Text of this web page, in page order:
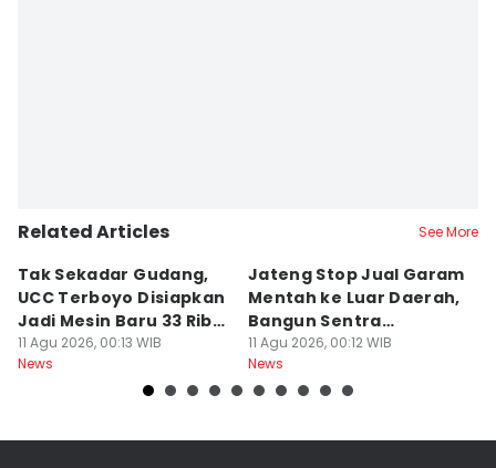
Related Articles See More
Tak Sekadar Gudang,
UCC Terboyo Disiapkan
Jadi Mesin Baru 33 Ribu
UMKM
11 Agu 2026, 00:13 WIB
News
Jateng Stop Jual Garam
Mentah ke Luar Daerah,
Bangun Sentra
Pengolahan
11 Agu 2026, 00:12 WIB
News